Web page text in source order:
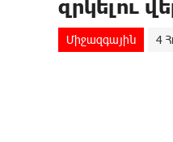
զրկելու
Միջազգային 4